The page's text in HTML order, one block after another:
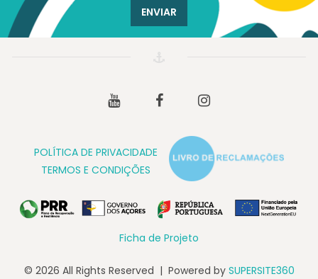
ENVIAR
YoutubeFacebook
POLÍTICA DE PRIVACIDADE
TERMOS E CONDIÇÕES
Ficha de Projeto
© 2026 All Rights Reserved | Powered by SUPERSITE360